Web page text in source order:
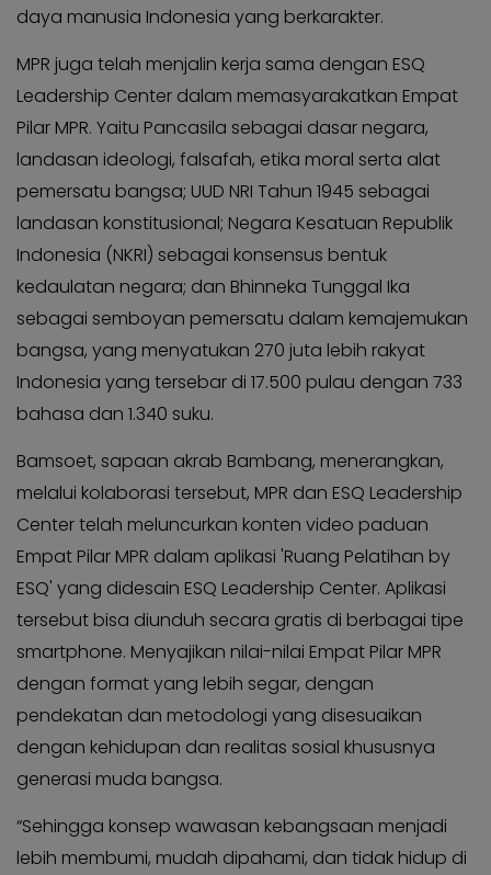
Kabar
KABAR
daya manusia Indonesia yang berkarakter.
MPR juga telah menjalin kerja sama dengan ESQ
Leadership Center dalam memasyarakatkan Empat
Pilar MPR. Yaitu Pancasila sebagai dasar negara,
landasan ideologi, falsafah, etika moral serta alat
pemersatu bangsa; UUD NRI Tahun 1945 sebagai
landasan konstitusional; Negara Kesatuan Republik
Indonesia (NKRI) sebagai konsensus bentuk
kedaulatan negara; dan Bhinneka Tunggal Ika
sebagai semboyan pemersatu dalam kemajemukan
bangsa, yang menyatukan 270 juta lebih rakyat
Indonesia yang tersebar di 17.500 pulau dengan 733
bahasa dan 1.340 suku.
Bamsoet, sapaan akrab Bambang, menerangkan,
melalui kolaborasi tersebut, MPR dan ESQ Leadership
Center telah meluncurkan konten video paduan
Empat Pilar MPR dalam aplikasi 'Ruang Pelatihan by
ESQ' yang didesain ESQ Leadership Center. Aplikasi
tersebut bisa diunduh secara gratis di berbagai tipe
smartphone. Menyajikan nilai-nilai Empat Pilar MPR
dengan format yang lebih segar, dengan
pendekatan dan metodologi yang disesuaikan
dengan kehidupan dan realitas sosial khususnya
generasi muda bangsa.
“Sehingga konsep wawasan kebangsaan menjadi
lebih membumi, mudah dipahami, dan tidak hidup di